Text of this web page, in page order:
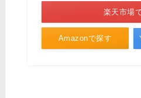
Amazonで探す
楽天市場